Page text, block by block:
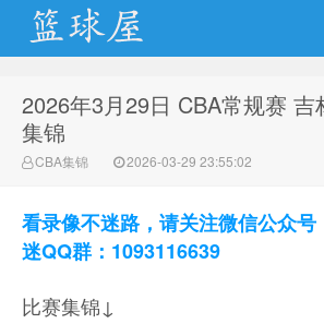
NBA录像网
2026年3月29日 CBA常规赛 吉
集锦
CBA集锦 2026-03-29 23:55:02
看录像不迷路，请关注微信公众
迷QQ群：1093116639
比赛集锦↓